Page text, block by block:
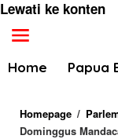
Lewati ke konten
Home Papua
Homepage /
Dominggus